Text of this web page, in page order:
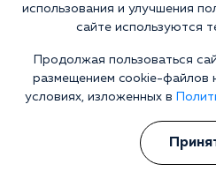
Версия для слабовидящих
Мы принимаем к оплате
Карты МИР
использования и улучшения
сайте используются
Продолжая пользоваться
размещением cookie-файлов
условиях, изложенных в